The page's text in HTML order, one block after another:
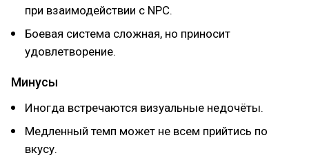
при взаимодействии с NPC.
Боевая система сложная, но приносит
удовлетворение.
Минусы
Иногда встречаются визуальные недочёты.
Медленный темп может не всем прийтись по
вкусу.